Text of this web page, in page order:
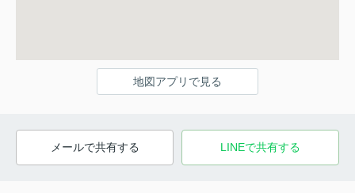
地図アプリで見る
メールで共有する LINEで共有する